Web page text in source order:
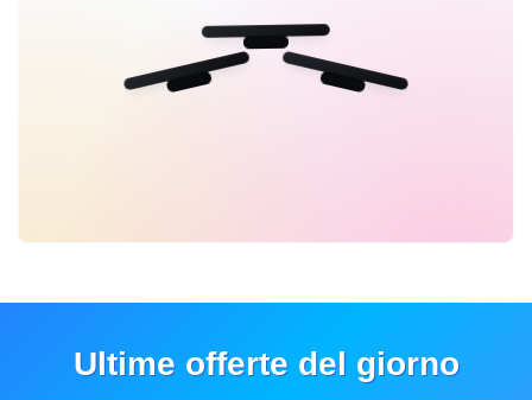
Ultime offerte del giorno